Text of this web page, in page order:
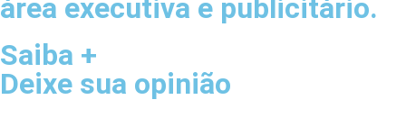
área executiva e publicitário.
Saiba +
Deixe sua opinião